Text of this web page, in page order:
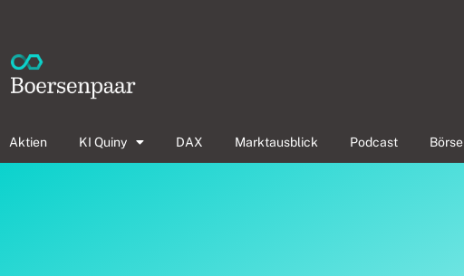
Aktien KI Quiny DAX Marktausblick Podcast